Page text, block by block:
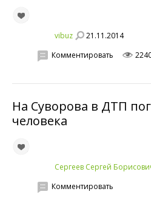
vibuz 21.11.2014
Комментировать
На Суворова в ДТП
человека
Сергеев Сергей
Комментировать